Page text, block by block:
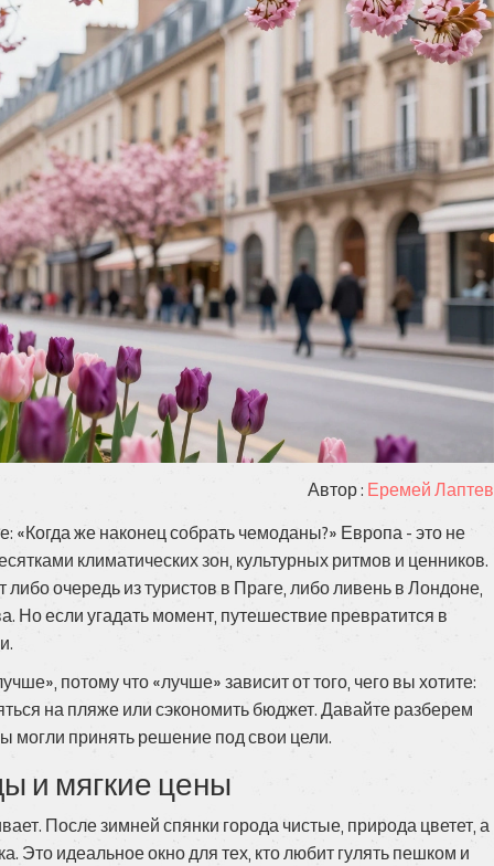
Автор : Еремей Лаптев
«Когда же наконец собрать чемоданы?» Европа - это не
климатических зон, культурных ритмов и ценников.
очередь из туристов в Праге, либо ливень в Лондоне,
Но если угадать момент, путешествие превратится в
потому что «лучше» зависит от того, чего вы хотите:
на пляже или сэкономить бюджет. Давайте разберем
могли принять решение под свои цели.
и мягкие цены
После зимней спянки города чистые, природа цветет, а
Это идеальное окно для тех, кто любит гулять пешком и